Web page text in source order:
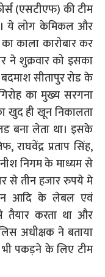
(एसटीएफ) की टीम
ये लोग केमिकल और
काला कारोबार कर
ने शुक्रवार को इसका
सीतापुर रोड के
का मुख्य सरगना
खुद ही खून निकालता
बना लेता था। इसके
राघवेंद्र प्रताप सिंह,
निगम के माध्यम से
से तीन हजार रुपये मे
आदि के लेबल एवं
तैयार करता था और
अधीक्षक ने बताया
भी पकड़ने के लिए टीम